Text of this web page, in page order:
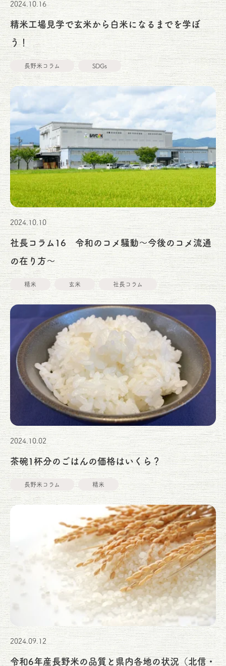
2024.10.16
精米工場見学で玄米から白米になるまでを学ぼ
う！
長野米コラム SDGs
2024.10.10
社長コラム16 令和のコメ騒動～今後のコメ流通
の在り方～
精米 玄米 社長コラム
2024.10.02
茶碗1杯分のごはんの価格はいくら？
長野米コラム 精米
2024.09.12
令和6年産長野米の品質と県内各地の状況（北信・